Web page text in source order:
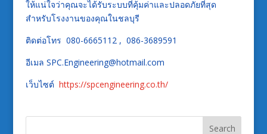
ให้แน่ใจว่าคุณจะได้รับระบบที่คุ้มค่าและปลอดภัยที่สุด
สำหรับโรงงานของคุณในชลบุรี
ติดต่อโทร 080-6665112 , 086-3689591
อีเมล SPC.Engineering@hotmail.com
เว็บไซต์ https://spcengineering.co.th/